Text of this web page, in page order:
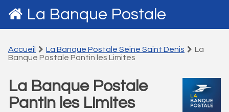
La Banque Postale
Accueil La Banque Postale Seine Saint Denis
La
Banque Postale Pantin les Limites
La Banque Postale
Pantin les Limites